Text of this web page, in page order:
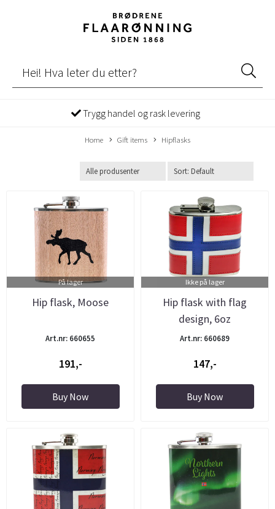
Trygg handel og rask levering
Home Gift items Hipflasks
På lager
Hip flask, Moose
Art.nr: 660655
191,-
Buy Now
Ikke på lager
Hip flask with flag
design, 6oz
Art.nr: 660689
147,-
Buy Now